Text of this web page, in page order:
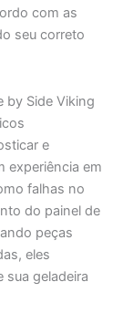
com as
seu correto
by Side Viking
e
experiência em
falhas no
do painel de
peças
eles
sua geladeira